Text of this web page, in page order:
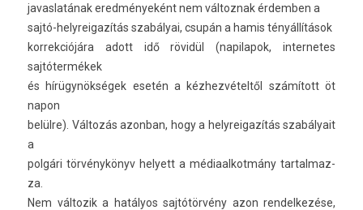
javas­latának eredményeként nem vál­toznak érdemb­en a
sajtó-helyreigazítás szabályai, csupán a hamis tényállítások
kor­rekciójára adott idő rövidül (napilapok, in­ter­netes
sajtótermékek
és hírügynökségek esetén a kézhezvételtől számított öt
napon
belülre). Változás azon­ban, hogy a helyreigazítás szabályait
a
polgári törvénykönyv helyett a médiaal­kotmány tar­talmaz­
za.
Nem vál­tozik a hatályos sajtótörvény azon re­ndel­kezése,